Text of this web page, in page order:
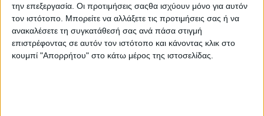
την επεξεργασία. Οι προτιμήσεις σαςθα ισχύουν μόνο για αυτόν
τον ιστότοπο. Μπορείτε να αλλάξετε τις προτιμήσεις σας ή να
ανακαλέσετε τη συγκατάθεσή σας ανά πάσα στιγμή
επιστρέφοντας σε αυτόν τον ιστότοπο και κάνοντας κλικ στο
κουμπί "Απορρήτου" στο κάτω μέρος της ιστοσελίδας.
Τα δύο υβριδικά B-SUV με την
χαμηλότερη κατανάλωση – Από 24.500
ευρώ και 4,3 λτ./100 χλμ.
ΔΙΑΒΑΣΤΕ